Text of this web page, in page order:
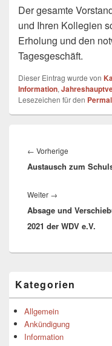
Der gesamte
und Ihren Kollegien
Erholung und den
Tagesgeschäft.
Dieser Eintrag wurde von
Information,
Lesezeichen für den
← Vorherige
Beitrag:
Austausch zum
Weiter →
Beitrag:
Absage und
2021 der WDV e.V.
Seitenleisten-
Widgetbereich
Kategorien
Allgemein
Ankündigung
Information